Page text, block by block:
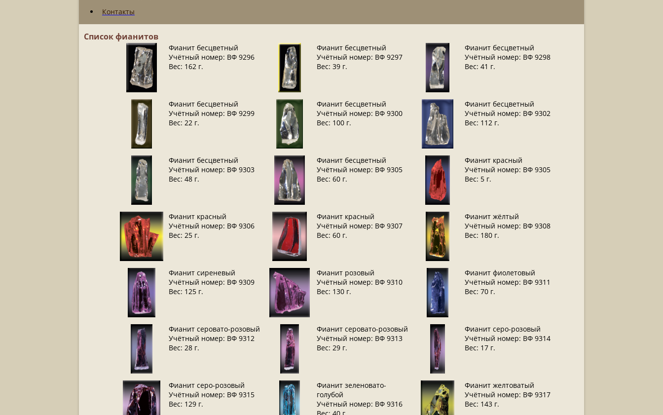
Контакты
Список фианитов
Фианит бесцветный
Учётный номер: ВФ 9296
Вес: 162 г.
Фианит бесцветный
Учётный номер: ВФ 9297
Вес: 39 г.
Фианит бесцветный
Учётный номер: ВФ 9298
Вес: 41 г.
Фианит бесцветный
Учётный номер: ВФ 9299
Вес: 22 г.
Фианит бесцветный
Учётный номер: ВФ 9300
Вес: 100 г.
Фианит бесцветный
Учётный номер: ВФ 9302
Вес: 112 г.
Фианит бесцветный
Учётный номер: ВФ 9303
Вес: 48 г.
Фианит бесцветный
Учётный номер: ВФ 9305
Вес: 60 г.
Фианит красный
Учётный номер: ВФ 9305
Вес: 5 г.
Фианит красный
Учётный номер: ВФ 9306
Вес: 25 г.
Фианит красный
Учётный номер: ВФ 9307
Вес: 60 г.
Фианит жёлтый
Учётный номер: ВФ 9308
Вес: 180 г.
Фианит сиреневый
Учётный номер: ВФ 9309
Вес: 125 г.
Фианит розовый
Учётный номер: ВФ 9310
Вес: 130 г.
Фианит фиолетовый
Учётный номер: ВФ 9311
Вес: 70 г.
Фианит серовато-розовый
Учётный номер: ВФ 9312
Вес: 28 г.
Фианит серовато-розовый
Учётный номер: ВФ 9313
Вес: 29 г.
Фианит серо-розовый
Учётный номер: ВФ 9314
Вес: 17 г.
Фианит серо-розовый
Учётный номер: ВФ 9315
Вес: 129 г.
Фианит зеленовато-
голубой
Учётный номер: ВФ 9316
Фианит желтоватый
Учётный номер: ВФ 9317
Вес: 143 г.